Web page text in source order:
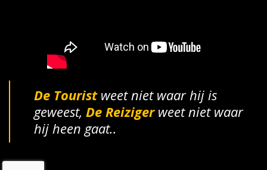
De Tourist weet niet waar hij is
geweest, De Reiziger weet niet waar
hij heen gaat..